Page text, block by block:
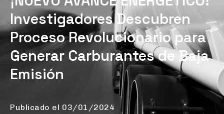
Investigadores Descubren
Proceso Revolucionario para
Generar Carburantes de Baja
Emisión
Publicado el 03/01/2024